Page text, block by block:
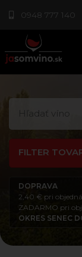
0948 777 140
FILTER
DOPRAVA
2,40 € pri
ZADARMO pri
OKRES SENEC